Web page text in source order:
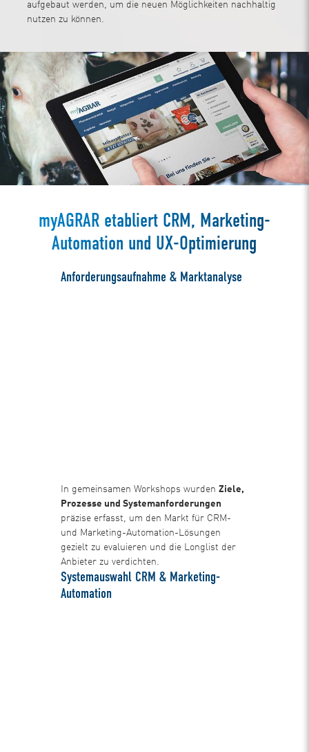
aufgebaut werden, um die neuen Möglichkeiten nachhaltig
nutzen zu können.
myAGRAR etabliert CRM, Marketing-
Automation und UX-Optimierung
Anforderungsaufnahme & Marktanalyse
In gemeinsamen Workshops wurden Ziele,
Prozesse und Systemanforderungen
präzise erfasst, um den Markt für CRM-
und Marketing-Automation-Lösungen
gezielt zu evaluieren und die Longlist der
Anbieter zu verdichten.
Systemauswahl CRM & Marketing-
Automation